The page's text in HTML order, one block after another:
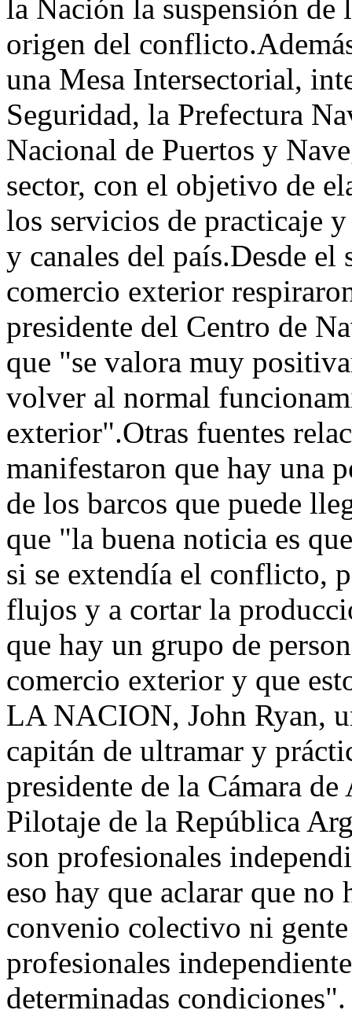
la Nación la suspensión de
origen del
una Mesa Intersectorial,
Seguridad, la Prefectura
Nacional de Puertos y
sector, con el objetivo de
los servicios de practicaje
y canales del país.Desde
comercio exterior
presidente del Centro de
que "se valora muy
volver al normal
exterior".Otras fuentes
manifestaron que hay una
de los barcos que puede
que "la buena noticia es
si se extendía el conflicto,
flujos y a cortar la
que hay un grupo de
comercio exterior y que
LA NACION, John Ryan,
capitán de ultramar y
presidente de la Cámara
Pilotaje de la República
son profesionales
eso hay que aclarar que
convenio colectivo ni
profesionales
determinadas